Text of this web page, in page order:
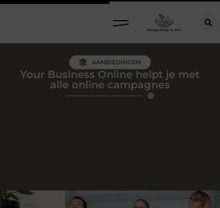
AANBIEDINGEN
Your Business Online helpt je met
alle online campagnes